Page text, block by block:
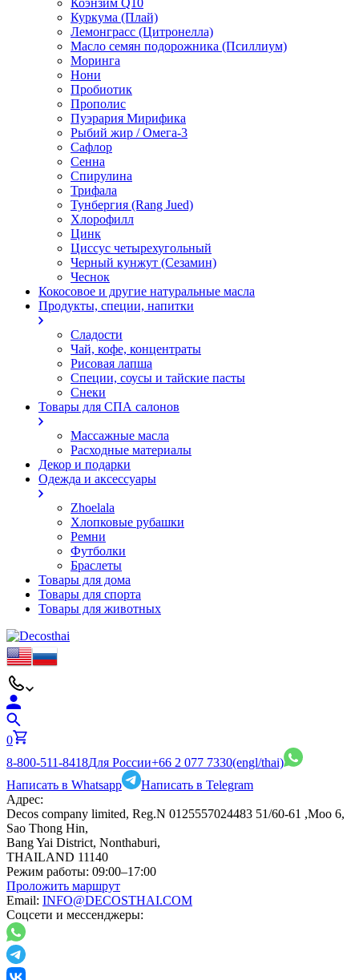
Коэнзим Q10
Куркума (Плай)
Лемонграсс (Цитронелла)
Масло семян подорожника (Псиллиум)
Моринга
Нони
Пробиотик
Прополис
Пуэрария Мирифика
Рыбий жир / Омега-3
Сафлор
Сенна
Спирулина
Трифала
Тунбергия (Rang Jued)
Хлорофилл
Цинк
Циссус четырехугольный
Черный кунжут (Сезамин)
Чеснок
Кокосовое и другие натуральные масла
Продукты, специи, напитки
Сладости
Чай, кофе, концентраты
Рисовая лапша
Специи, соусы и тайские пасты
Снеки
Товары для СПА салонов
Массажные масла
Расходные материалы
Декор и подарки
Одежда и аксессуары
Zhoelala
Хлопковые рубашки
Ремни
Футболки
Браслеты
Товары для дома
Товары для спорта
Товары для животных
0
8-800-511-8418Для России+66 2 077 7330(engl/thai)
Написать в Whatsapp
Написать в Telegram
Адрес:
Decos company limited, Reg.N 0125557024483 51/60-61 ,Moo 6,
Sao Thong Hin,
Bang Yai District, Nonthaburi,
THAILAND 11140
Режим работы: 09:00–17:00
Проложить маршрут
Email: INFO@DECOSTHAI.COM
Соцсети и мессенджеры: